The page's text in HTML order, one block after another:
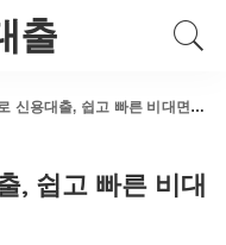
출
용대출, 쉽고 빠른 비대면 대출법
, 쉽고 빠른 비대